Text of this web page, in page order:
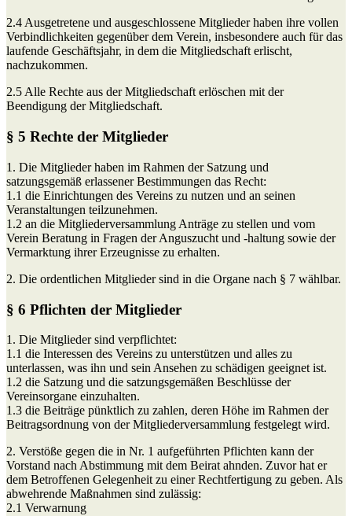
2.4 Ausgetretene und ausgeschlossene Mitglieder haben ihre vollen
Verbindlichkeiten gegenüber dem Verein, insbesondere auch für das
laufende Geschäftsjahr, in dem die Mitgliedschaft erlischt,
nachzukommen.
2.5 Alle Rechte aus der Mitgliedschaft erlöschen mit der
Beendigung der Mitgliedschaft.
§ 5 Rechte der Mitglieder
1. Die Mitglieder haben im Rahmen der Satzung und
satzungsgemäß erlassener Bestimmungen das Recht:
1.1 die Einrichtungen des Vereins zu nutzen und an seinen
Veranstaltungen teilzunehmen.
1.2 an die Mitgliederversammlung Anträge zu stellen und vom
Verein Beratung in Fragen der Anguszucht und -haltung sowie der
Vermarktung ihrer Erzeugnisse zu erhalten.
2. Die ordentlichen Mitglieder sind in die Organe nach § 7 wählbar.
§ 6 Pflichten der Mitglieder
1. Die Mitglieder sind verpflichtet:
1.1 die Interessen des Vereins zu unterstützen und alles zu
unterlassen, was ihn und sein Ansehen zu schädigen geeignet ist.
1.2 die Satzung und die satzungsgemäßen Beschlüsse der
Vereinsorgane einzuhalten.
1.3 die Beiträge pünktlich zu zahlen, deren Höhe im Rahmen der
Beitragsordnung von der Mitgliederversammlung festgelegt wird.
2. Verstöße gegen die in Nr. 1 aufgeführten Pflichten kann der
Vorstand nach Abstimmung mit dem Beirat ahnden. Zuvor hat er
dem Betroffenen Gelegenheit zu einer Rechtfertigung zu geben. Als
abwehrende Maßnahmen sind zulässig:
2.1 Verwarnung